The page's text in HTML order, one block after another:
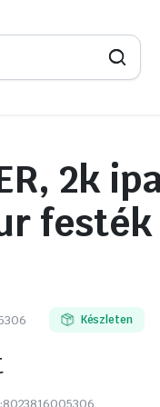
2k
festék
Készleten